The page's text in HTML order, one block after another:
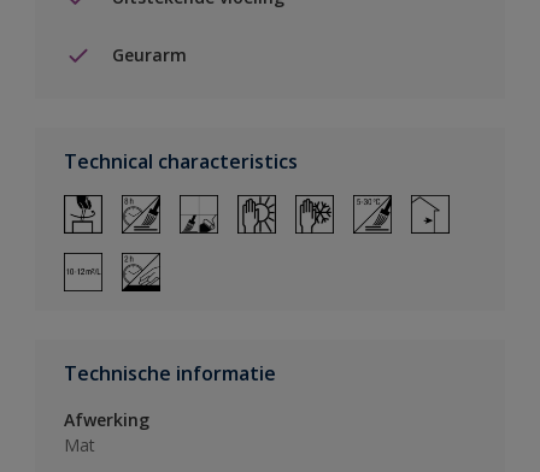
Geurarm
Technical characteristics
Technische informatie
Afwerking
Mat